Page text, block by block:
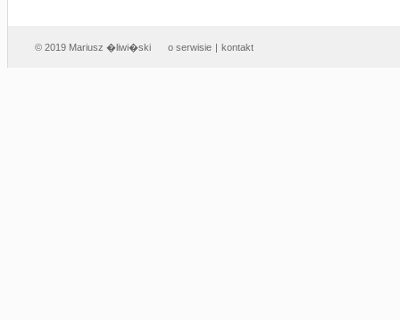
© 2019 Mariusz �liwi�ski o serwisie | kontakt